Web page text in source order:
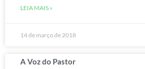
LEIA MAIS »
14 de março de 2018
A Voz do Pastor